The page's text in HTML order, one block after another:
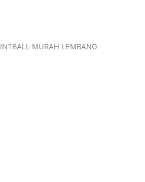
MURAH LEMBANG